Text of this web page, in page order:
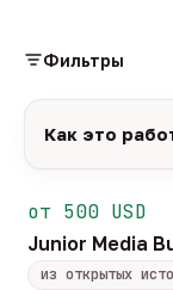
Фильтры
удалённо 534
ГРЕЙД
junior45
Как это
ArbiHunter,
(Greenhouse,
Разбор:
минут —
от 500 USD
Junior Media
из открытых